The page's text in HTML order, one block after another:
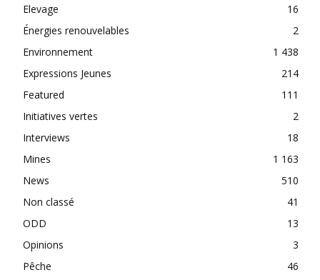
Elevage
16
Énergies renouvelables
2
Environnement
1 438
Expressions Jeunes
214
Featured
111
Initiatives vertes
2
Interviews
18
Mines
1 163
News
510
Non classé
41
ODD
13
Opinions
3
Pêche
46